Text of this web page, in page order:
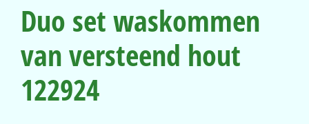
Duo set waskommen
van versteend hout
122924